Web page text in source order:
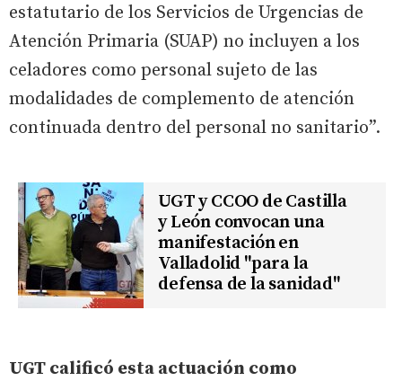
estatutario de los Servicios de Urgencias de
Atención Primaria (SUAP) no incluyen a los
celadores como personal sujeto de las
modalidades de complemento de atención
continuada dentro del personal no sanitario”.
UGT y CCOO de Castilla
y León convocan una
manifestación en
Valladolid "para la
defensa de la sanidad"
UGT calificó esta actuación como